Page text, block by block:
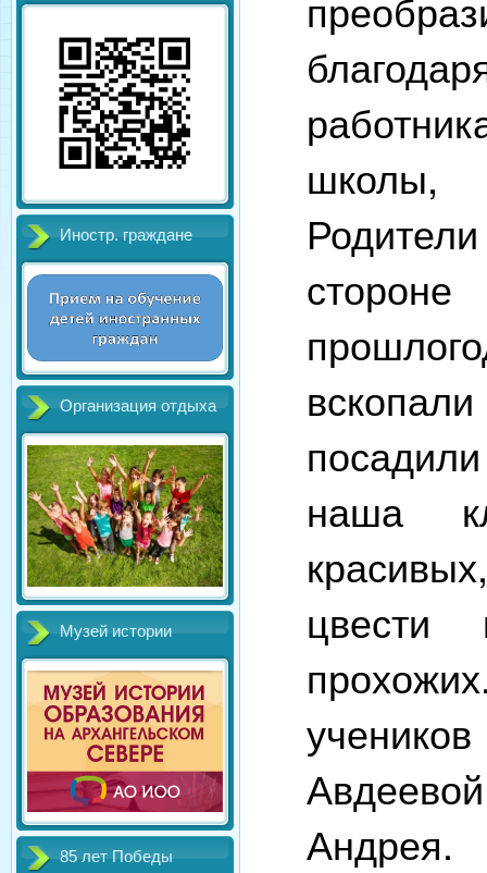
Иностр. граждане
Организация отдыха
Музей истории
85 лет Победы
школы,
наша
цвести
Андрея.